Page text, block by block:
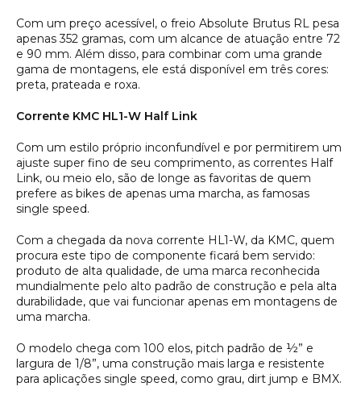
Com um preço acessível, o freio Absolute Brutus RL pesa
apenas 352 gramas, com um alcance de atuação entre 72
e 90 mm. Além disso, para combinar com uma grande
gama de montagens, ele está disponível em três cores:
preta, prateada e roxa.
Corrente KMC HL1-W Half Link
Com um estilo próprio inconfundível e por permitirem um
ajuste super fino de seu comprimento, as correntes Half
Link, ou meio elo, são de longe as favoritas de quem
prefere as bikes de apenas uma marcha, as famosas
single speed.
Com a chegada da nova corrente HL1-W, da KMC, quem
procura este tipo de componente ficará bem servido:
produto de alta qualidade, de uma marca reconhecida
mundialmente pelo alto padrão de construção e pela alta
durabilidade, que vai funcionar apenas em montagens de
uma marcha.
O modelo chega com 100 elos, pitch padrão de ½” e
largura de 1/8”, uma construção mais larga e resistente
para aplicações single speed, como grau, dirt jump e BMX.